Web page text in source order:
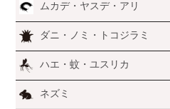
ムカデ・ヤスデ・アリ
ダニ・ノミ・トコジラミ
ハエ・蚊・ユスリカ
ネズミ